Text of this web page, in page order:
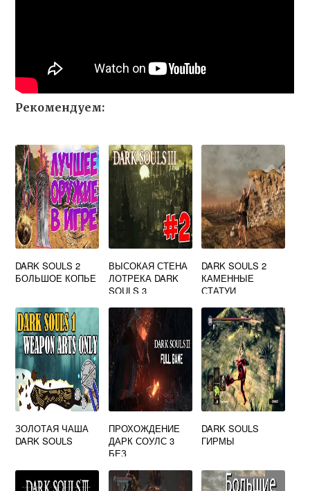
Рекомендуем:
DARK SOULS 2
БОЛЬШОЕ КОПЬЕ
ВЫСОКАЯ СТЕНА
ЛОТРЕКА DARK
SOULS 3
DARK SOULS 2
КАМЕННЫЕ
СТАТУИ
ЗОЛОТАЯ ЧАША
DARK SOULS
ПРОХОЖДЕНИЕ
ДАРК СОУЛС 3
БЕЗ
DARK SOULS
ГИРМЫ